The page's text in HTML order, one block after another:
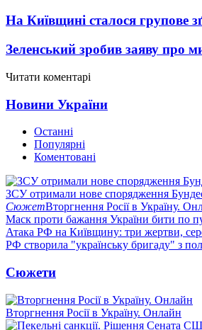
На Київщині сталося групове
Зеленський зробив заяву про
Читати коментарі
Новини України
Останні
Популярні
Коментовані
ЗСУ отримали нове спорядження
СюжетВторгнення Росії в Україну.
Маск проти бажання України бити по
Атака РФ на Київщину: три жертви,
РФ створила "українську бригаду" з
Сюжети
Вторгнення Росії в Україну. Онлайн